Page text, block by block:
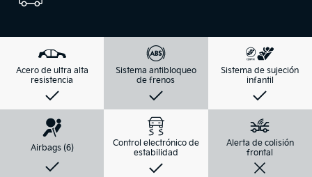
Acero de ultra alta
resistencia
Sistema antibloqueo
de frenos
Sistema de sujeción
infantil
Airbags (6)
Control electrónico de
estabilidad
Alerta de colisión
frontal